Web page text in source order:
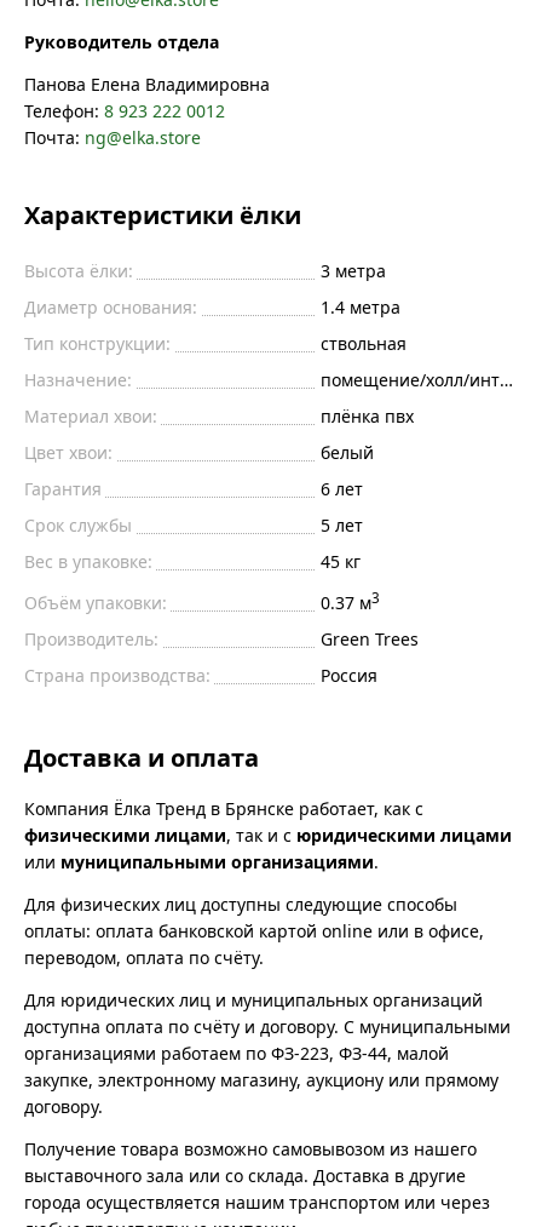
Руководитель отдела
Панова Елена Владимировна
Телефон: 8 923 222 0012
Почта: ng@elka.store
Характеристики ёлки
Высота ёлки: 3 метра
Диаметр основания:
1.4 метра
Тип конструкции:
ствольная
Назначение:
помещение/холл/
Материал хвои:
плёнка пвх
Цвет хвои:
белый
Гарантия
6 лет
Срок службы
5 лет
Вес в упаковке:
45 кг
Объём упаковки:
0.37 м3
Производитель:
Green Trees
Страна производства:
Россия
Доставка и оплата
Компания Ёлка Тренд в Брянске работает, как с
физическими лицами, так и с юридическими лицами
или муниципальными организациями.
Для физических лиц доступны следующие способы
оплаты: оплата банковской картой online или в офисе,
переводом, оплата по счёту.
Для юридических лиц и муниципальных организаций
доступна оплата по счёту и договору. С муниципальными
организациями работаем по ФЗ-223, ФЗ-44, малой
закупке, электронному магазину, аукциону или прямому
договору.
Получение товара возможно самовывозом из нашего
выставочного зала или со склада. Доставка в другие
города осуществляется нашим транспортом или через